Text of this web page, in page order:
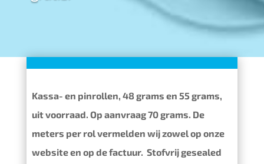
Kassa- en pinrollen, 48 grams en 55 grams,
uit voorraad. Op aanvraag 70 grams. De
meters per rol vermelden wij zowel op onze
website en op de factuur. Stofvrij gesealed